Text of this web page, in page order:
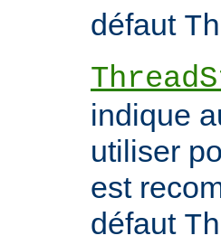
défaut
indique
utiliser
est
défaut